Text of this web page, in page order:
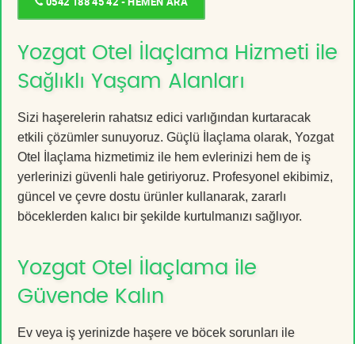
Yozgat Otel İlaçlama Hizmeti ile
Sağlıklı Yaşam Alanları
Sizi haşerelerin rahatsız edici varlığından kurtaracak
etkili çözümler sunuyoruz. Güçlü İlaçlama olarak, Yozgat
Otel İlaçlama hizmetimiz ile hem evlerinizi hem de iş
yerlerinizi güvenli hale getiriyoruz. Profesyonel ekibimiz,
güncel ve çevre dostu ürünler kullanarak, zararlı
böceklerden kalıcı bir şekilde kurtulmanızı sağlıyor.
Yozgat Otel İlaçlama ile
Güvende Kalın
Ev veya iş yerinizde haşere ve böcek sorunları ile